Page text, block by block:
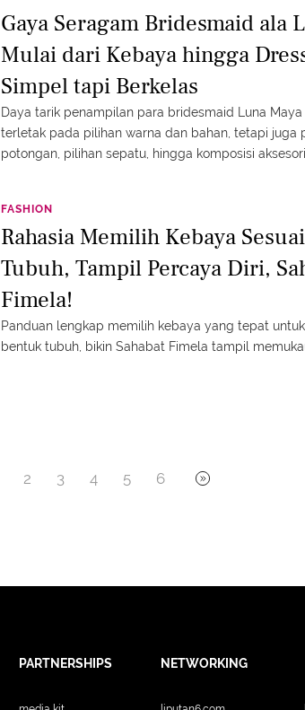
Gaya Seragam Bridesmaid ala
Mulai dari Kebaya hingga
Simpel tapi Berkelas
Daya tarik penampilan para bridesmaid Luna
terletak pada pilihan warna dan bahan, tetapi juga
potongan, pilihan sepatu, hingga komposisi
FASHION
Rahasia Memilih Kebaya
Tubuh, Tampil Percaya Diri,
Fimela!
Panduan lengkap memilih kebaya yang tepat
bentuk tubuh, bikin Sahabat Fimela tampil
2 3 4 5 6
PARTNERSHIPS NETWORKING